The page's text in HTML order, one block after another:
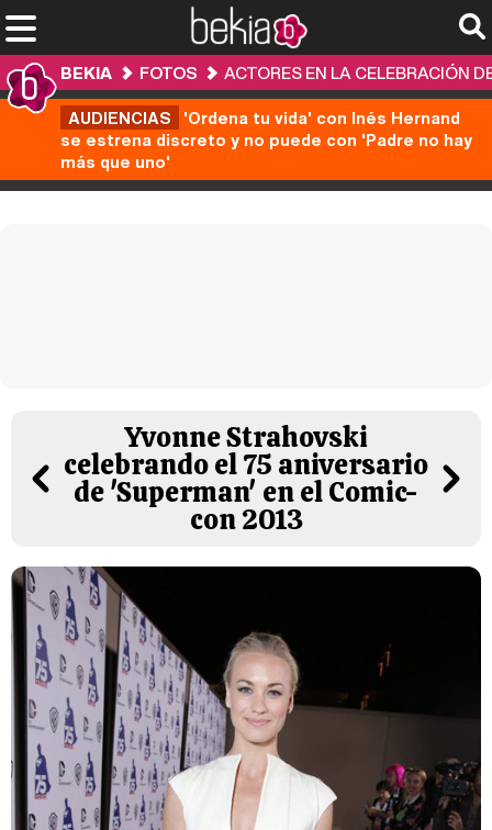
BEKIA FOTOS
ACTORES EN LA CELEBRACIÓN
AUDIENCIAS 'Ordena tu vida' con Inés Hernand
se estrena discreto y no puede con 'Padre no hay
más que uno'
Yvonne Strahovski
celebrando el 75 aniversario
de 'Superman' en el Comic-
con 2013